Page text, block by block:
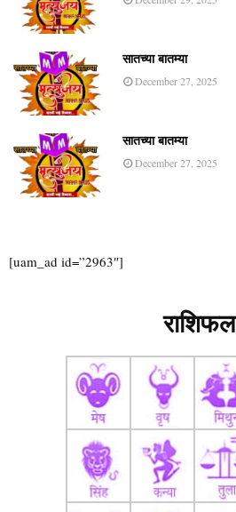
सातच्या बातम्या
December 27, 2025
सातच्या बातम्या
December 27, 2025
[uam_ad id=”2963″]
राशिफल